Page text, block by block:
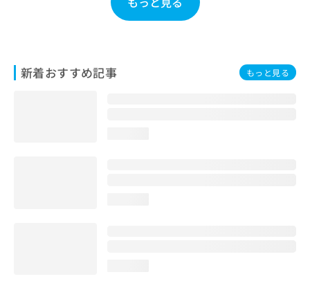
新着おすすめ記事 もっと見る
わ
せ